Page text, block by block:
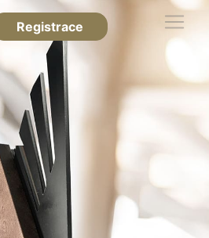
Registrace